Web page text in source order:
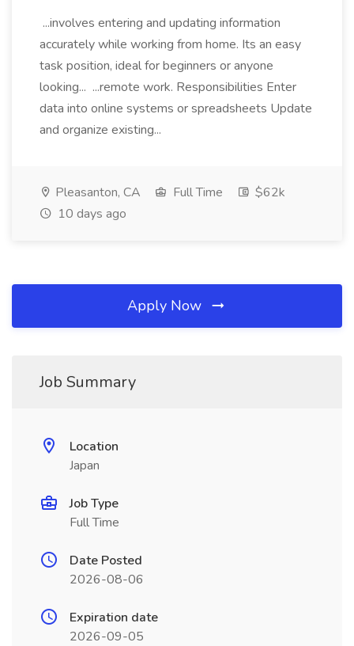
...involves entering and updating information
accurately while working from home. Its an easy
task position, ideal for beginners or anyone
looking... ...remote work. Responsibilities Enter
data into online systems or spreadsheets Update
and organize existing...
Pleasanton, CA Full Time
$62k
10 days ago
Apply Now
Job Summary
Location
Japan
Job Type
Full Time
Date Posted
2026-08-06
Expiration date
2026-09-05